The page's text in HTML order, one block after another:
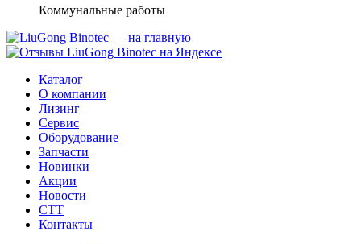
Коммунальные работы
Каталог
О компании
Лизинг
Сервис
Оборудование
Запчасти
Новинки
Акции
Новости
CTT
Контакты